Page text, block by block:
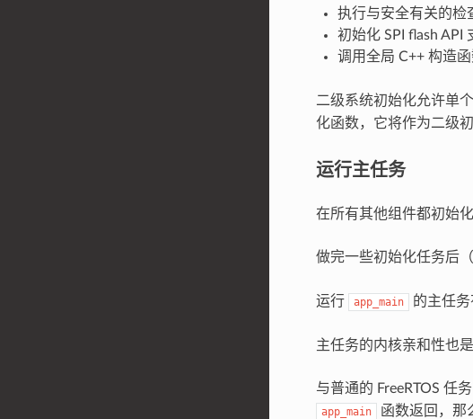
执行与安全有关的检
初始化 SPI flash API
调用全局 C++ 构造
二级系统初始化允许单
化函数，它将作为二级
运行主任务
在所有其他组件都初始
做完一些初始化任务后
运行 app_main 的主任
主任务的内核亲和性也
与普通的 FreeRTOS 任
app_main 函数返回，那